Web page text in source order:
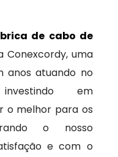
de cabo de
Conexcordy, uma
anos atuando no
em
o melhor para os
o nosso
e com o